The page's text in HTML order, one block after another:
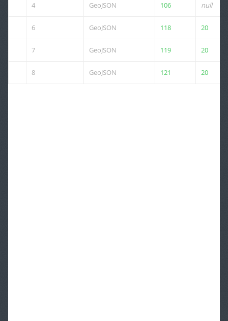
4 GeoJSON 106 null
6 GeoJSON 118 20
7 GeoJSON 119 20
8 GeoJSON 121 20